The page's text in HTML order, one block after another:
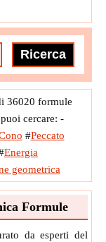
36020 formule
cercare: -
#Peccato
Energia
geometrica
Formule
da esperti del